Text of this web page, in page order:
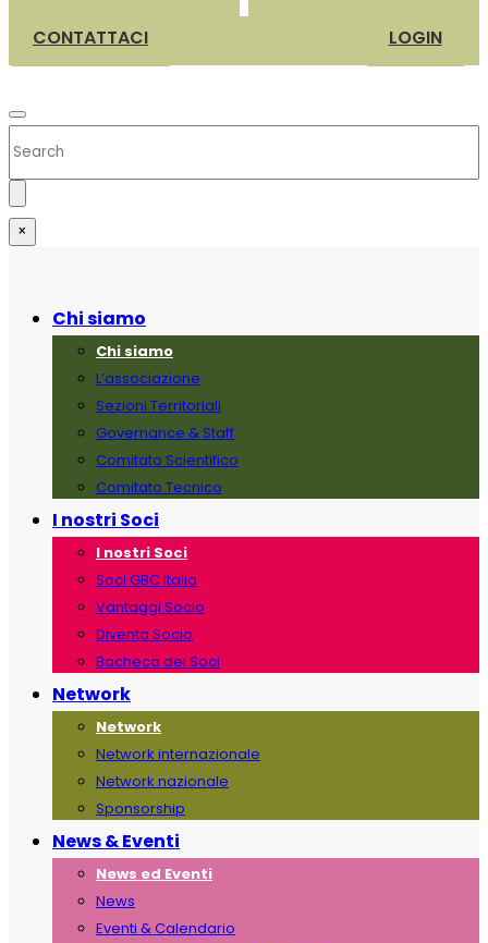
CONTATTACI LOGIN
×
Chi siamo
Chi siamo
L’associazione
Sezioni Territoriali
Governance & Staff
Comitato Scientifico
Comitato Tecnico
I nostri Soci
I nostri Soci
Soci GBC Italia
Vantaggi Socio
Diventa Socio
Bacheca dei Soci
Network
Network
Network internazionale
Network nazionale
Sponsorship
News & Eventi
News ed Eventi
News
Eventi & Calendario